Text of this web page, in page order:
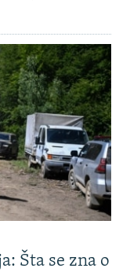
Šta se zna o